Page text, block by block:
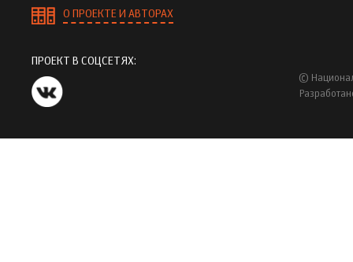
О ПРОЕКТЕ И АВТОРАХ
ПРОЕКТ В СОЦСЕТЯХ:
©